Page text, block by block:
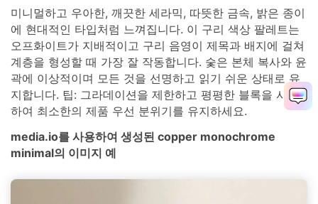
미니멀하고 우아한, 깨끗한 세라믹, 따뜻한 금속, 밝은 종이
에 현대적인 타입처럼 느껴집니다. 이 구리 색상 팔레트는
오프화이트가 지배적이고 구리 음영이 제목과 배지에 걸쳐
계층을 형성할 때 가장 잘 작동합니다. 숯은 본체 복사와 윤
곽에 이상적이며 모든 것을 선명하고 읽기 쉬운 상태로 유
지합니다. 팁: 그라데이션을 제한하고 평평한 블록을 사용
하여 최소한의 제품 우선 분위기를 유지하세요.
media.io를 사용하여 생성된 copper monochrome
minimal의 이미지 예